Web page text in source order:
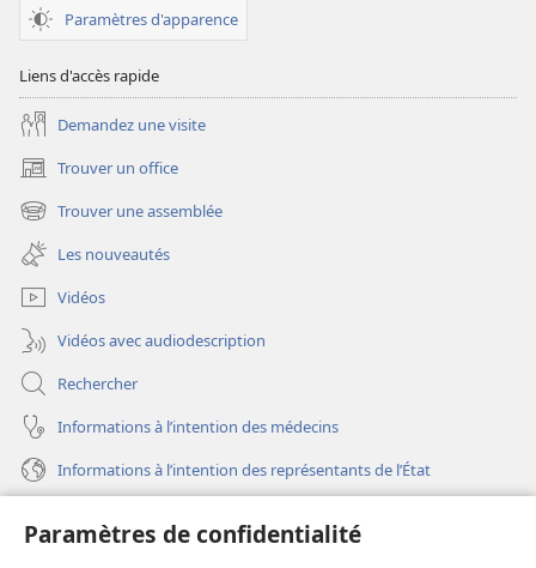
Paramètres de confidentialité
Paramètres d'apparence
Liens d'accès rapide
Demandez une visite
Trouver un office
(ouvre
une
nouvelle
fenêtre)
Trouver une assemblée
(ouvre
une
nouvelle
fenêtre)
Les nouveautés
Vidéos
Vidéos avec audiodescription
Rechercher
Informations à l’intention des médecins
Informations à l’intention des représentants de l’État